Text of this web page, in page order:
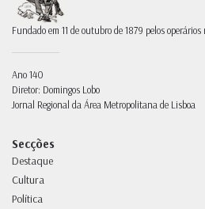
Fundado em 11 de outubro de 1879 pelos
Ano 140
Diretor: Domingos Lobo
Jornal Regional da Área Metropolitana de Lisboa
Secções
Destaque
Cultura
Política